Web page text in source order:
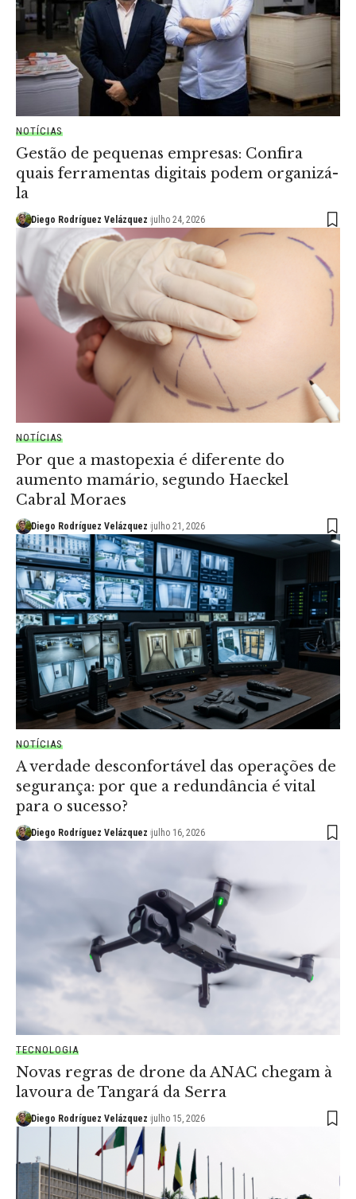
NOTÍCIAS
Gestão de pequenas empresas: Confira
quais ferramentas digitais podem organizá-
la
Diego Rodríguez Velázquez julho 24, 2026
NOTÍCIAS
Por que a mastopexia é diferente do
aumento mamário, segundo Haeckel
Cabral Moraes
Diego Rodríguez Velázquez julho 21, 2026
NOTÍCIAS
A verdade desconfortável das operações de
segurança: por que a redundância é vital
para o sucesso?
Diego Rodríguez Velázquez julho 16, 2026
TECNOLOGIA
Novas regras de drone da ANAC chegam à
lavoura de Tangará da Serra
Diego Rodríguez Velázquez julho 15, 2026